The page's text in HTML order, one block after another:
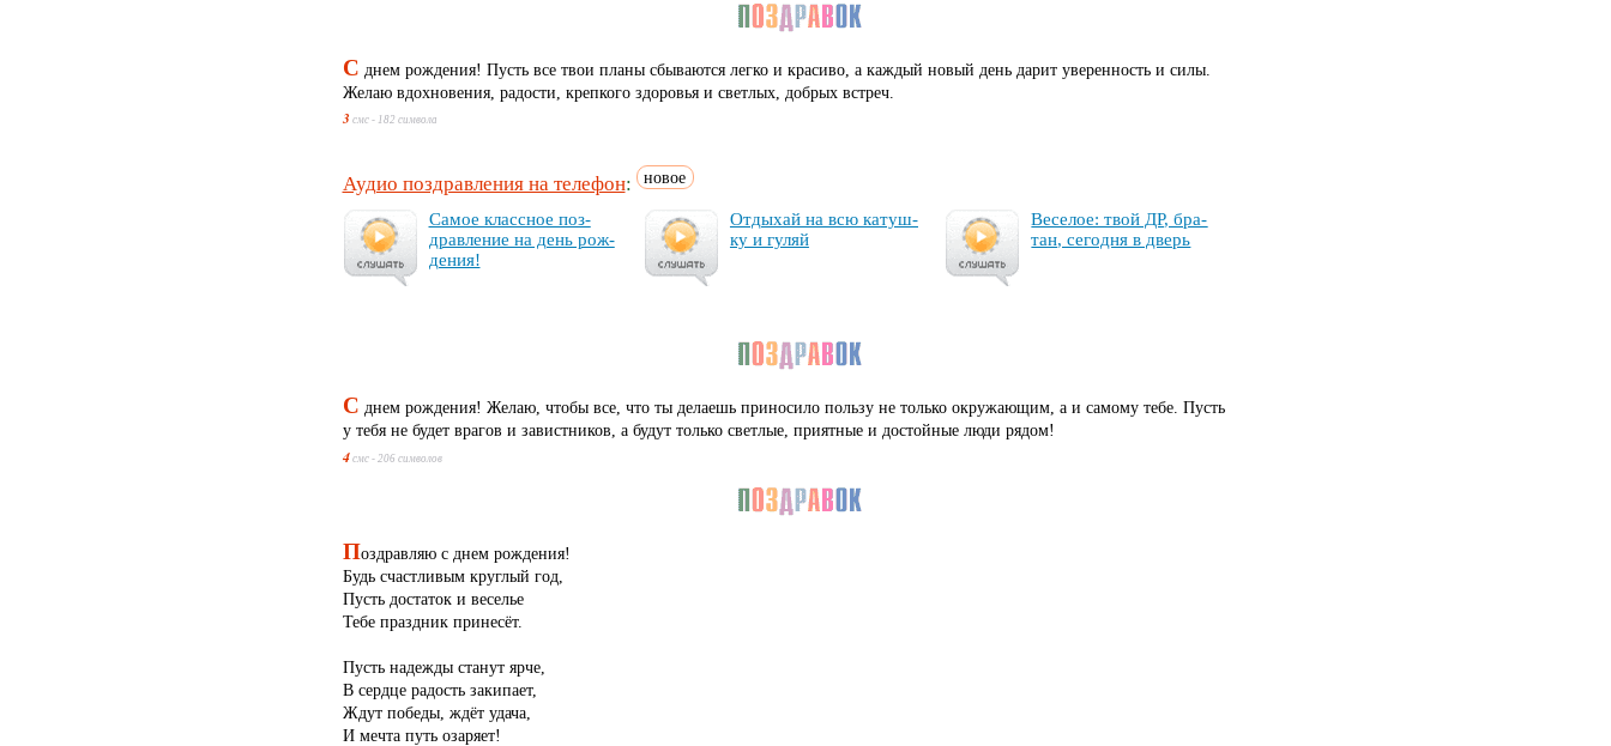
С днем рождения! Пусть все твои планы сбываются легко и красиво, а каждый новый день дарит уверенность и силы.
Желаю вдохновения, радости, крепкого здоровья и светлых, добрых встреч.
3 смс - 182 символа
Аудио поздравления на телефон: новое
Са­мое клас­сное поз­
драв­ле­ние на день рож­
де­ния!
От­ды­хай на всю ка­туш­
ку и гу­ляй
Ве­се­лое: твой ДР, бра­
тан, се­год­ня в дверь
С днем рождения! Желаю, чтобы все, что ты делаешь приносило пользу не только окружающим, а и самому тебе. Пусть
у тебя не будет врагов и завистников, а будут только светлые, приятные и достойные люди рядом!
4смс - 206 символов
Поздравляю с днем рождения!
Будь счастливым круглый год,
Пусть достаток и веселье
Тебе праздник принесёт.
Пусть надежды станут ярче,
В сердце радость закипает,
Ждут победы, ждёт удача,
И мечта путь озаряет!